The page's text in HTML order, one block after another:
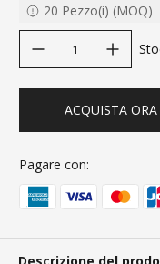
20 Pezzo(i) (MOQ)
ACQUISTA ORA
Pagare con: